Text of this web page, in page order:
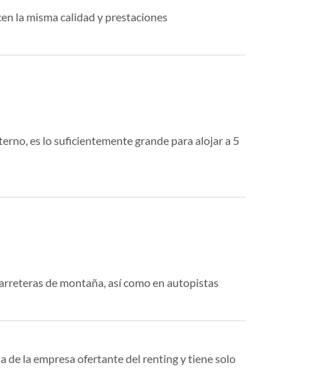
la misma calidad y prestaciones
es lo suficientemente grande para alojar a 5
de montaña, así como en autopistas
de la empresa ofertante del renting y tiene solo